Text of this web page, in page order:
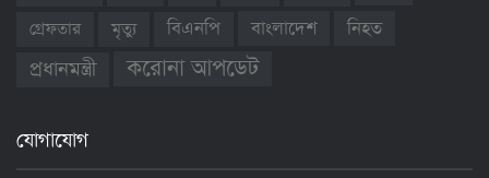
গ্রেফতার
মৃত্যু বিএনপি বাংলাদেশ নিহত
প্রধানমন্ত্রী করোনা আপডেট
যোগাযোগ